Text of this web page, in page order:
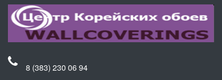
8 (383) 230 06 94